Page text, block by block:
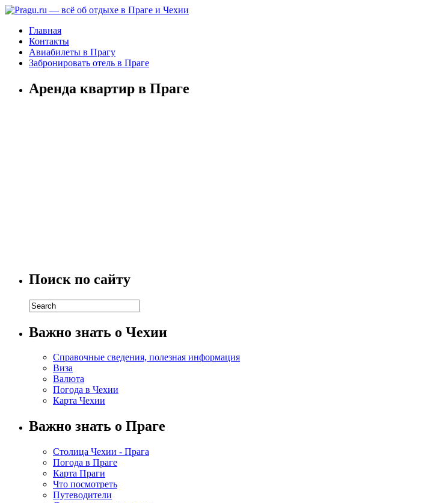
Главная
Контакты
Авиабилеты в Прагу
Забронировать отель в Праге
Аренда квартир в Праге
Поиск по сайту
Важно знать о Чехии
Справочные сведения, полезная информация
Виза
Валюта
Погода в Чехии
Карта Чехии
Важно знать о Праге
Столица Чехии - Прага
Погода в Праге
Карта Праги
Что посмотреть
Путеводители